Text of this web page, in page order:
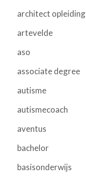
architect opleiding
artevelde
aso
associate degree
autisme
autismecoach
aventus
bachelor
basisonderwijs